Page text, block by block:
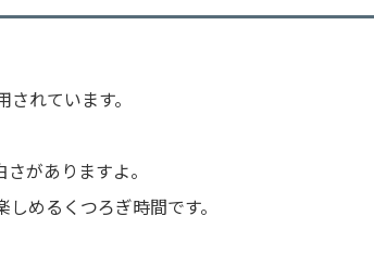
れています。
がありますよ。
めるくつろぎ時間です。